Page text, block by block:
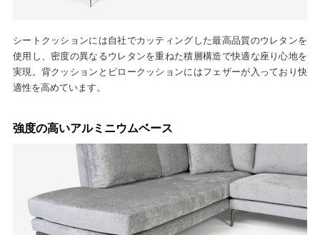
シートクッションには自社でカッティングした最高品質のウレタンを
使用し、密度の異なるウレタンを重ねた積層構造で快適な座り心地を
実現。背クッションとピロークッションにはフェザーが入っており快
適性を高めています。
強度の高いアルミニウムベース